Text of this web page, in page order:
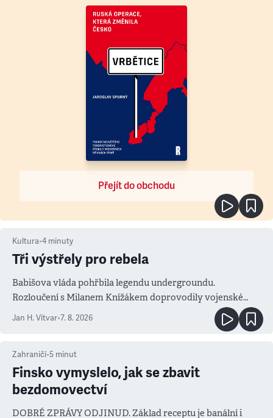
Přejít do obchodu
Kultura•4 minuty
Tři výstřely pro rebela
Babišova vláda pohřbila legendu undergroundu.
Rozloučení s Milanem Knížákem doprovodily vojenské
salvy i kritika pokrokářů
Jan H. Vitvar•7. 8. 2026
Zahraničí•5 minut
Finsko vymyslelo, jak se zbavit
bezdomovectví
DOBRÉ ZPRÁVY ODJINUD. Základ receptu je banální i